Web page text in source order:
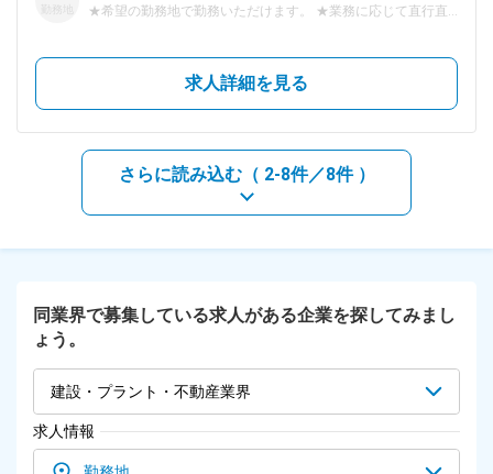
カスタマイズの提案力が求められます。 担当エリアは概ね2県
販売ではなく、設計から施工まで関わるプロジェクト型の営業
です。 案件によっては受注から完了まで数年～10年単位、数
億～十億円規模の案件を担当します。 その過程で顧客調整や
ネジメント力が身につきます。経験を重ねることで社内評価や
キャリアアップにもつながる環境です。 ◎スケジュールは自
分次第 訪問エリアや日程の組立は個人に一任しており、直行
直帰が基本です。 例えば「平日は午前中に顧客2社を訪問し、
き方が可能です。時差出勤（8:00～9:30選択可）や出張調整も
飛び込み・テレアポ・ノルマなし（既存顧客中心の営業） 当
社の案件は主に官公庁や設計コンサル、工事業者との長期的な
不要です。既存顧客への定期訪問や要望の把握、社内の設計・
施工部門との連携を通じて受注につなげるスタイルです。公共
れず着実に成果を積めます。
2725円～35万5725円（一律手当＋営業手当：月3万6725円～
手当と地域手当（東京勤務：月1万4000円、青森勤務：月
2000円）を含みます。 ※営業手当を20時間分の固定残業代と
して支給。超過分は別途追加で支給します。
★希望の勤務地で勤務いただけます。 ★業務に応じて直行直
戸町字菩提木56-16求人詳細を見る
さらに読み込む（ 2-8件／8件 ）
同業界で募集している求人がある企業を探してみまし
ょう。
建設・プラント・不動産業界
求人情報